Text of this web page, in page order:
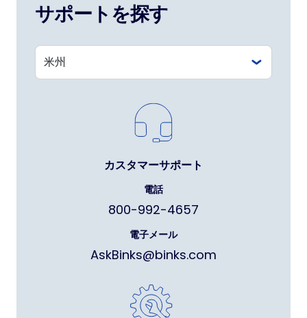
サポートを探す
カスタマーサポート
電話
800-992-4657
電子メール
AskBinks@binks.com